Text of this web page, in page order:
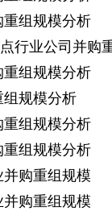
组规模分析
行业公司并购
组规模分析
规模分析
组规模分析
组规模分析
购重组规模
购重组规模